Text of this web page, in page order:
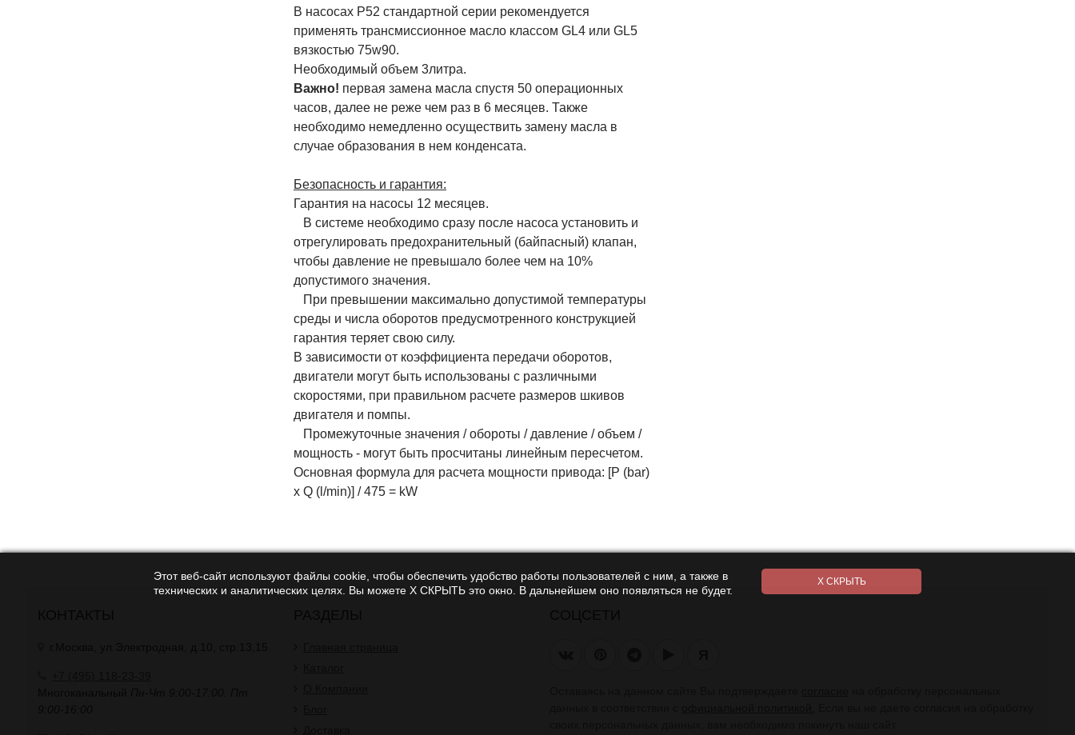
В насосах P52 стандартной серии рекомендуется
применять трансмиссионное масло классом GL4 или GL5
вязкостью 75w90.
Необходимый объем 3литра.
Важно! первая замена масла спустя 50 операционных
часов, далее не реже чем раз в 6 месяцев. Также
необходимо немедленно осуществить замену масла в
случае образования в нем конденсата.
Безопасность и гарантия:
Гарантия на насосы 12 месяцев.
В системе необходимо сразу после насоса установить и
отрегулировать предохранительный (байпасный) клапан,
чтобы давление не превышало более чем на 10%
допустимого значения.
При превышении максимально допустимой температуры
среды и числа оборотов предусмотренного конструкцией
гарантия теряет свою силу.
В зависимости от коэффициента передачи оборотов,
двигатели могут быть использованы с различными
скоростями, при правильном расчете размеров шкивов
двигателя и помпы.
Промежуточные значения / обороты / давление / объем /
мощность - могут быть просчитаны линейным пересчетом.
Основная формула для расчета мощности привода: [P (bar)
x Q (l/min)] / 475 = kW
Этот веб-сайт используют файлы cookie, чтобы обеспечить удобство работы пользователей с ним, а также в
технических и аналитических целях. Вы можете Х СКРЫТЬ это окно. В дальнейшем оно появляться не будет.